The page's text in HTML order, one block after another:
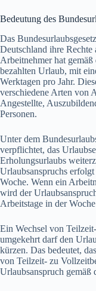
Bedeutung des
Das
Deutschland ihre
Arbeitnehmer hat
bezahlten Urlaub, mit
Werktagen pro Jahr.
verschiedene Arten von
Angestellte,
Personen.
Unter dem
verpflichtet, das
Erholungsurlaubs
Urlaubsanspruchs
Woche. Wenn ein
wird der
Arbeitstage in der
Ein Wechsel von
umgekehrt darf den
kürzen. Das bedeutet,
von Teilzeit- zu
Urlaubsanspruch gemäß